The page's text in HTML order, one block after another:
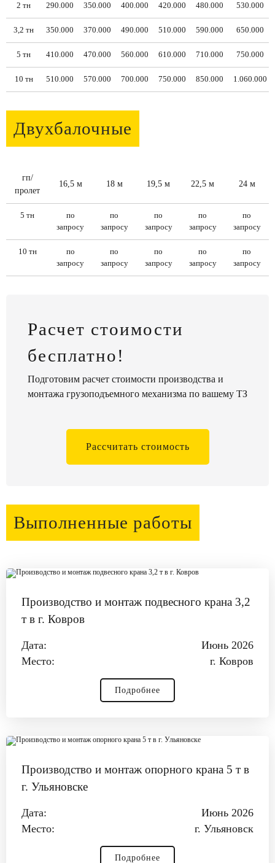
2 тн 290.000 350.000 400.000 420.000 480.000 530.000
3,2 тн 350.000 370.000 490.000 510.000 590.000 650.000
5 тн 410.000 470.000 560.000 610.000 710.000 750.000
10 тн 510.000 570.000 700.000 750.000 850.000 1.060.000
Двухбалочные
гп/
пролет
16,5 м 18 м 19,5 м 22,5 м 24 м
5 тн
по
запросу
по
запросу
по
запросу
по
запросу
по
запросу
10 тн
по
запросу
по
запросу
по
запросу
по
запросу
по
запросу
Расчет стоимости
бесплатно!
Подготовим расчет стоимости производства и
монтажа грузоподъемного механизма по вашему ТЗ
Рассчитать стоимость
Выполненные работы
Производство и монтаж подвесного крана 3,2
т в г. Ковров
Дата:
Июнь 2026
Место:
г. Ковров
Подробнее
Производство и монтаж опорного крана 5 т в
г. Ульяновске
Дата:
Июнь 2026
Место:
г. Ульяновск
Подробнее